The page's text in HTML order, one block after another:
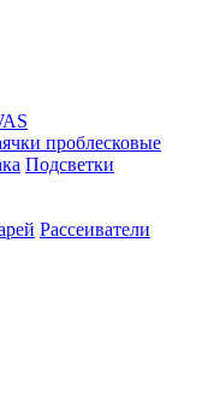
проблесковые
Подсветки
Рассеиватели